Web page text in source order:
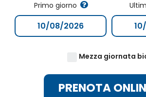
Primo giorno
Mezza giornata
PRENOTA